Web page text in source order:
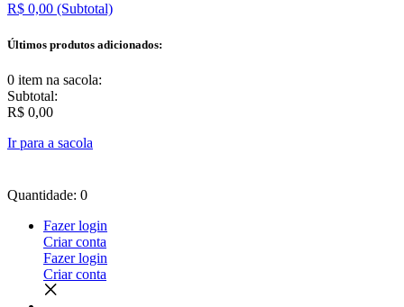
R$ 0,00 (Subtotal)
Últimos produtos adicionados:
0 item na sacola:
Subtotal:
R$ 0,00
Ir para a sacola
Quantidade: 0
Fazer login
Criar conta
Fazer login
Criar conta